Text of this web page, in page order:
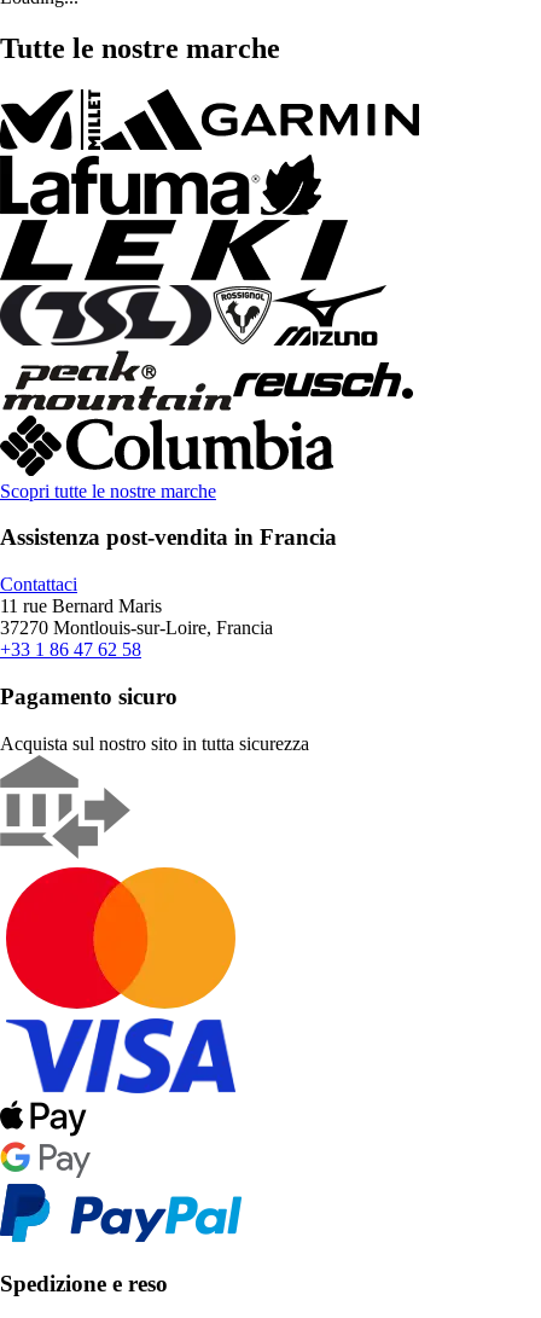
Tutte le nostre marche
Scopri tutte le nostre marche
Assistenza post-vendita in Francia
Contattaci
11 rue Bernard Maris
37270 Montlouis-sur-Loire, Francia
+33 1 86 47 62 58
Pagamento sicuro
Acquista sul nostro sito in tutta sicurezza
Spedizione e reso